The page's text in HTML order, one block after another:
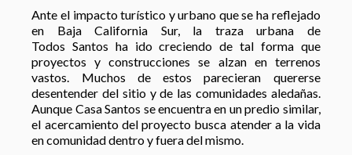
Ante el impacto turístico y urbano que se ha reflejado
en Baja California Sur, la traza urbana de
Todos Santos ha ido creciendo de tal forma que
proyectos y construcciones se alzan en terrenos
vastos. Muchos de estos parecieran quererse
desentender del sitio y de las comunidades aledañas.
Aunque Casa Santos se encuentra en un predio similar,
el acercamiento del proyecto busca atender a la vida
en comunidad dentro y fuera del mismo.